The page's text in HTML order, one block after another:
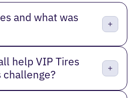
and what was
help VIP Tires
challenge?